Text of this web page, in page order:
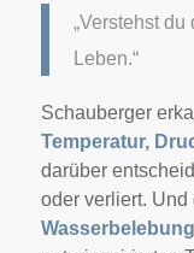
„Verstehst du
Leben.“
Schauberger
Temperatur,
darüber
oder verliert. Und
Wasserbelebung